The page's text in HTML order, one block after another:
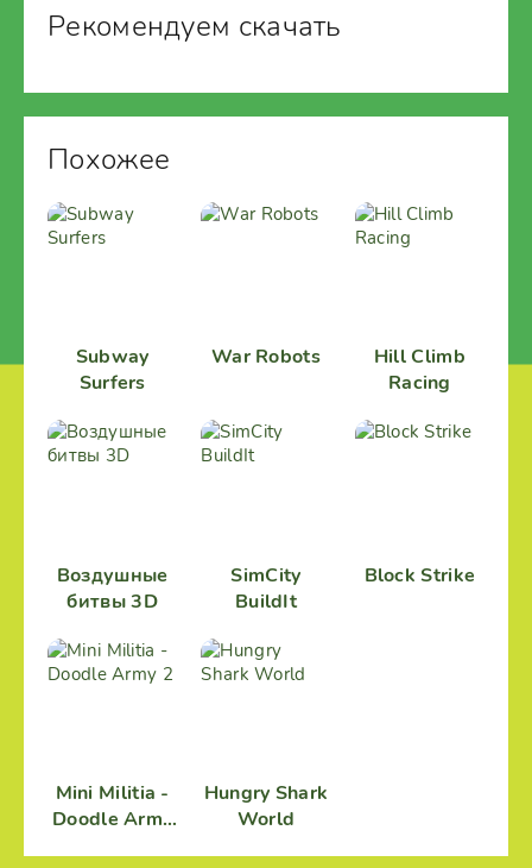
Рекомендуем скачать
Похожее
Subway
Surfers
War Robots
Hill Climb
Racing
Воздушные
битвы 3D
SimCity
BuildIt
Block Strike
Mini Militia -
Doodle Army
Hungry Shark
World